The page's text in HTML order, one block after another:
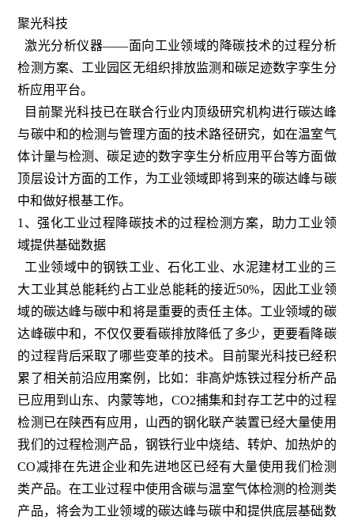
聚光科技
激光分析仪器——面向工业领域的降碳技术的过程分析
检测方案、工业园区无组织排放监测和碳足迹数字孪生分
析应用平台。
目前聚光科技已在联合行业内顶级研究机构进行碳达峰
与碳中和的检测与管理方面的技术路径研究，如在温室气
体计量与检测、碳足迹的数字孪生分析应用平台等方面做
顶层设计方面的工作，为工业领域即将到来的碳达峰与碳
中和做好根基工作。
1、强化工业过程降碳技术的过程检测方案，助力工业领
域提供基础数据
工业领域中的钢铁工业、石化工业、水泥建材工业的三
大工业其总能耗约占工业总能耗的接近50%，因此工业领
域的碳达峰与碳中和将是重要的责任主体。工业领域的碳
达峰碳中和，不仅仅要看碳排放降低了多少，更要看降碳
的过程背后采取了哪些变革的技术。目前聚光科技已经积
累了相关前沿应用案例，比如：非高炉炼铁过程分析产品
已应用到山东、内蒙等地，CO2捕集和封存工艺中的过程
检测已在陕西有应用，山西的钢化联产装置已经大量使用
我们的过程检测产品，钢铁行业中烧结、转炉、加热炉的
CO减排在先进企业和先进地区已经有大量使用我们检测
类产品。在工业过程中使用含碳与温室气体检测的检测类
产品，将会为工业领域的碳达峰与碳中和提供底层基础数